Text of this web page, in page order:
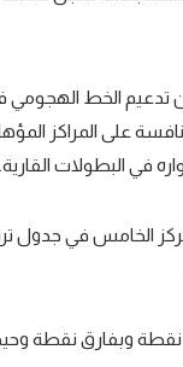
الخط الهجومي
على المراكز
في البطولات القارية.
الخامس في جدول
وجمع يوفنتوس 42 نقطة وبفارق